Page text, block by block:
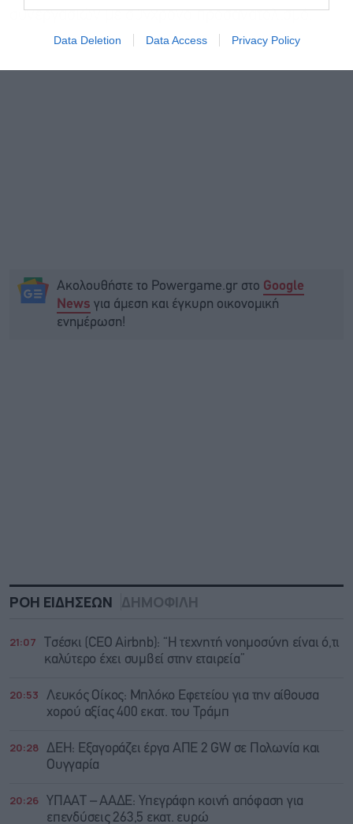
Data Deletion Data Access Privacy Policy
Ακολουθήστε το Powergame.gr στο Google
News για άμεση και έγκυρη οικονομική
ενημέρωση!
ΡΟΗ ΕΙΔΗΣΕΩΝ ΔΗΜΟΦΙΛΗ
21:07
Τσέσκι (CEO Airbnb): “Η τεχνητή νοημοσύνη είναι ό,τι
καλύτερο έχει συμβεί στην εταιρεία”
20:53
Λευκός Οίκος: Μπλόκο Εφετείου για την αίθουσα
χορού αξίας 400 εκατ. του Τράμπ
20:28 ΔΕΗ: Εξαγοράζει έργα ΑΠΕ 2 GW σε Πολωνία και
Ουγγαρία
20:26
ΥΠΑΑΤ – ΑΑΔΕ: Υπεγράφη κοινή απόφαση για
επενδύσεις 263,5 εκατ. ευρώ